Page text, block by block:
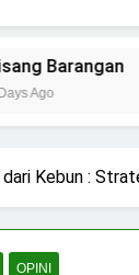
dari Kebun :
OPINI